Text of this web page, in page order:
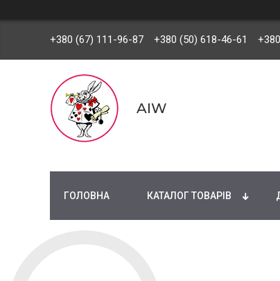
+380 (67) 111-96-87 +380 (50) 618-46-61
AIW
ГОЛОВНА КАТАЛОГ ТОВАРІВ